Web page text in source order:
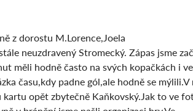
z dorostu M.Lorence,Joela
neuzdravený Stromecký. Zápas jsme
měli hodně často na svých kopačkách i
času,kdy padne gól,ale hodně se mýlili.V
opět zbytečně Kaňkovský.Jak to ve